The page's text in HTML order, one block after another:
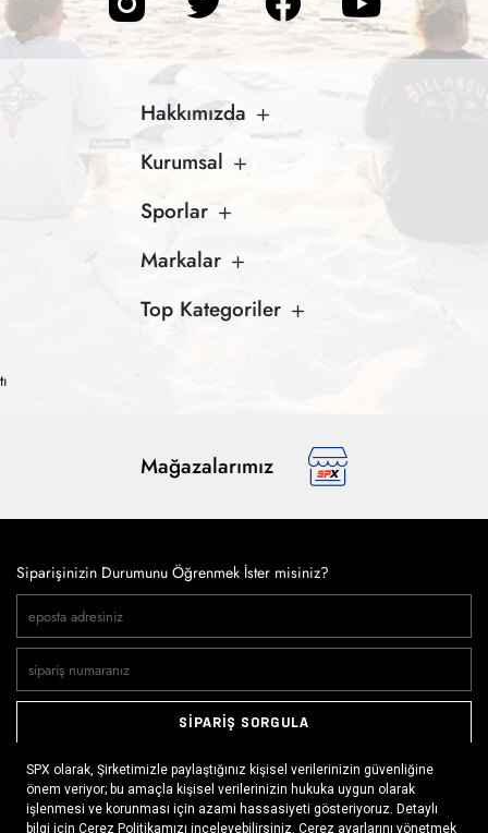
Hakkımızda
Kurumsal
Sporlar
Markalar
Top Kategoriler
Mağazalarımız
Siparişinizin Durumunu Öğrenmek İster misiniz?
SİPARİŞ SORGULA
Doğaya ve spora tutkuyla bağlı olanların markası SPX, çeşitli
kategorilerde sunduğu spor giyim ürünleri, outdoor ayakkabılar,